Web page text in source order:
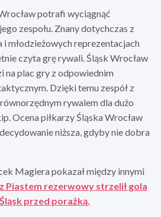
potrafi wyciągnąć
zespołu. Znany dotychczas z
i młodzieżowych reprezentacjach
czyta grę rywali. Śląsk Wrocław
na plac gry z odpowiednim
Dzięki temu zespół z
rywalem dla dużo
Ocena piłkarzy Śląska Wrocław
niższa, gdyby nie dobra
Magiera pokazał między innymi
Piastem rezerwowy strzelił gola
przed porażką.